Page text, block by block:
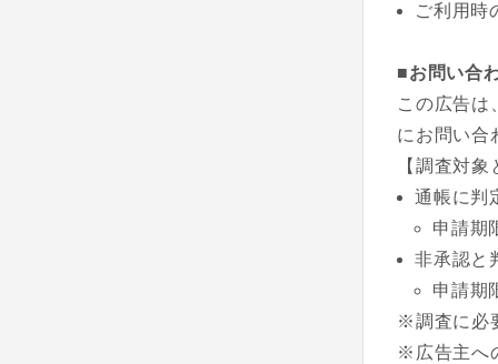
ご利用時
■お問い合
この広告は
にお問い合
【調査対
通帳に判
申請期
非承認と
申請期
※調査に必
※広告主へ